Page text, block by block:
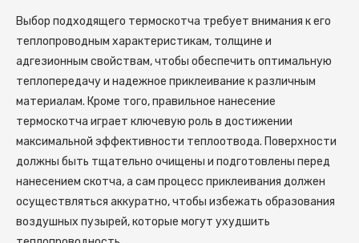
Выбор подходящего термоскотча требует внимания к его
теплопроводным характеристикам, толщине и
адгезионным свойствам, чтобы обеспечить оптимальную
теплопередачу и надежное приклеивание к различным
материалам. Кроме того, правильное нанесение
термоскотча играет ключевую роль в достижении
максимальной эффективности теплоотвода. Поверхности
должны быть тщательно очищены и подготовлены перед
нанесением скотча, а сам процесс приклеивания должен
осуществляться аккуратно, чтобы избежать образования
воздушных пузырей, которые могут ухудшить